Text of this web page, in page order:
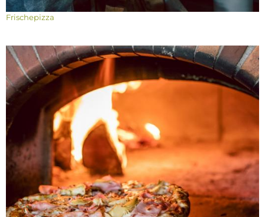
Frischepizza